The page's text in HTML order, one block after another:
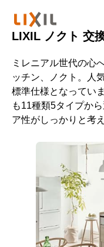
LIXIL ノクト 交
ミレニアル世代の心
ッチン、ノクト。人
標準仕様となってい
も11種類5タイプか
ア性がしっかりと考